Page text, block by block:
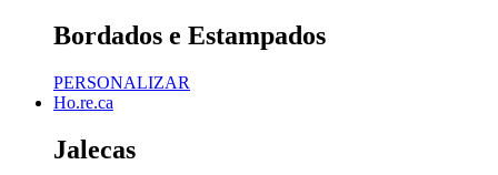
Bordados e Estampados
PERSONALIZAR
Ho.re.ca
Jalecas